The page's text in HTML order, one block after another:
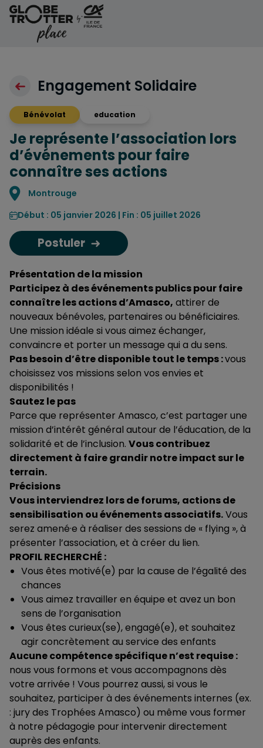
Aller au contenu
Engagement Solidaire
Bénévolat education
Je représente l’association lors
d’événements pour faire
connaître ses actions
Localisation
Montrouge
Début : 05 janvier 2026 | Fin : 05 juillet 2026
Postuler
Présentation de la mission
Participez à des événements publics pour faire
connaître les actions d’Amasco, attirer de
nouveaux bénévoles, partenaires ou bénéficiaires.
Une mission idéale si vous aimez échanger,
convaincre et porter un message qui a du sens.
Pas besoin d’être disponible tout le temps :vous
choisissez vos missions selon vos envies et
disponibilités !
Sautez le pas
Parce que représenter Amasco, c’est partager une
mission d’intérêt général autour de l’éducation, de la
solidarité et de l’inclusion. Vous contribuez
directement à faire grandir notre impact sur le
terrain.
Précisions
Vous interviendrez lors de forums, actions de
sensibilisation ou événements associatifs.Vous
serez amené·e à réaliser des sessions de « flying », à
présenter l’association, et à créer du lien.
PROFIL RECHERCHÉ :
Vous êtes motivé(e) par la cause de l’égalité des
chances
Vous aimez travailler en équipe et avez un bon
sens de l’organisation
Vous êtes curieux(se), engagé(e), et souhaitez
agir concrètement au service des enfants
Aucune compétence spécifique n’est requise :
nous vous formons et vous accompagnons dès
votre arrivée ! Vous pourrez aussi, si vous le
souhaitez, participer à des événements internes (ex.
: jury des Trophées Amasco) ou même vous former
à notre pédagogie pour intervenir directement
auprès des enfants.